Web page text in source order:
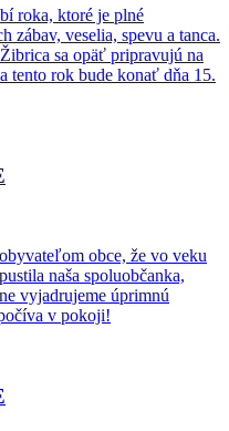
roka, ktoré je plné
zábav, veselia, spevu a tanca.
sa opäť pripravujú na
tento rok bude konať dňa 15.
obce, že vo veku
naša spoluobčanka,
vyjadrujeme úprimnú
v pokoji!